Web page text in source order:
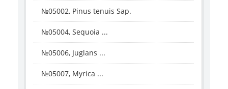
№05002, Pinus tenuis Sap.
№05004, Sequoia ...
№05006, Juglans ...
№05007, Myrica ...